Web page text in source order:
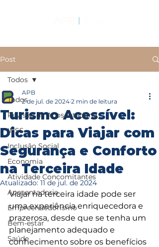
Post
Todos
Revisão da Aposentadoria
INSS
Inclusão Social
Economia
Atividade Concomitantes
Aposentadoria
Empreendedorismo
Bem-estar
Saúde
Todos
Turismo Acessível:
Dicas para Viajar com
Segurança e Conforto
na Terceira Idade
APB
2 de jul. de 2024 2 min de leitura
Atualizado: 11 de jul. de 2024
Viajar na terceira idade pode ser
uma experiência enriquecedora e
prazerosa, desde que se tenha um
planejamento adequado e
conhecimento sobre os benefícios